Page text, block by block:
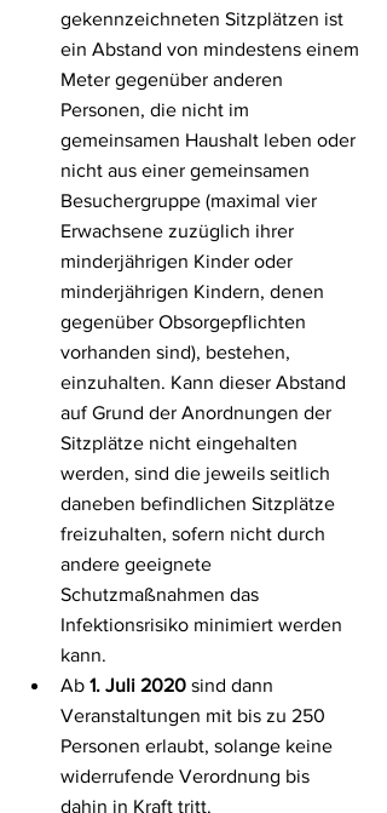
gekennzeichneten Sitzplätzen ist
ein Abstand von mindestens einem
Meter gegenüber anderen
Personen, die nicht im
gemeinsamen Haushalt leben oder
nicht aus einer gemeinsamen
Besuchergruppe (maximal vier
Erwachsene zuzüglich ihrer
minderjährigen Kinder oder
minderjährigen Kindern, denen
gegenüber Obsorgepflichten
vorhanden sind), bestehen,
einzuhalten. Kann dieser Abstand
auf Grund der Anordnungen der
Sitzplätze nicht eingehalten
werden, sind die jeweils seitlich
daneben befindlichen Sitzplätze
freizuhalten, sofern nicht durch
andere geeignete
Schutzmaßnahmen das
Infektionsrisiko minimiert werden
kann.
Ab 1. Juli 2020 sind dann
Veranstaltungen mit bis zu 250
Personen erlaubt, solange keine
widerrufende Verordnung bis
dahin in Kraft tritt.